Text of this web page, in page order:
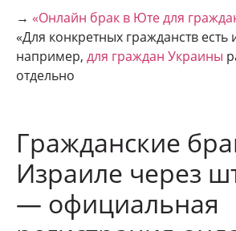
→ «Онлайн брак в Юте для
«Для конкретных гражданств
например, для граждан Украины
отдельно
Гражданские
Израиле через
— официальная